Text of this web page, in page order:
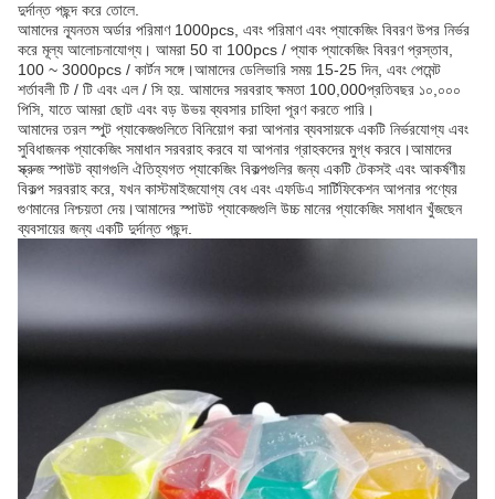
দুর্দান্ত পছন্দ করে তোলে.
আমাদের ন্যূনতম অর্ডার পরিমাণ 1000pcs, এবং পরিমাণ এবং প্যাকেজিং বিবরণ উপর নির্ভর
করে মূল্য আলোচনাযোগ্য। আমরা 50 বা 100pcs / প্যাক প্যাকেজিং বিবরণ প্রস্তাব,
100 ~ 3000pcs / কার্টন সঙ্গে।আমাদের ডেলিভারি সময় 15-25 দিন, এবং পেমেন্ট
শর্তাবলী টি / টি এবং এল / সি হয়. আমাদের সরবরাহ ক্ষমতা 100,000প্রতিবছর ১০,০০০
পিসি, যাতে আমরা ছোট এবং বড় উভয় ব্যবসার চাহিদা পূরণ করতে পারি।
আমাদের তরল স্পুট প্যাকেজগুলিতে বিনিয়োগ করা আপনার ব্যবসায়কে একটি নির্ভরযোগ্য এবং
সুবিধাজনক প্যাকেজিং সমাধান সরবরাহ করবে যা আপনার গ্রাহকদের মুগ্ধ করবে।আমাদের
স্ক্রুজ স্পাউট ব্যাগগুলি ঐতিহ্যগত প্যাকেজিং বিকল্পগুলির জন্য একটি টেকসই এবং আকর্ষণীয়
বিকল্প সরবরাহ করে, যখন কাস্টমাইজযোগ্য বেধ এবং এফডিএ সার্টিফিকেশন আপনার পণ্যের
গুণমানের নিশ্চয়তা দেয়।আমাদের স্পাউট প্যাকেজগুলি উচ্চ মানের প্যাকেজিং সমাধান খুঁজছেন
ব্যবসায়ের জন্য একটি দুর্দান্ত পছন্দ.